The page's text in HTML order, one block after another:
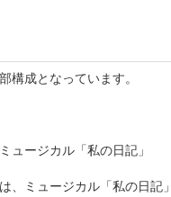
構成となっています。
ュージカル「私の日記」
、ミュージカル「私の日記